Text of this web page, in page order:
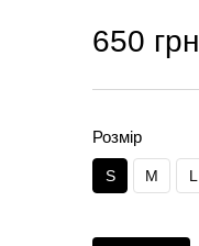
650 грн
Розмір
S M L